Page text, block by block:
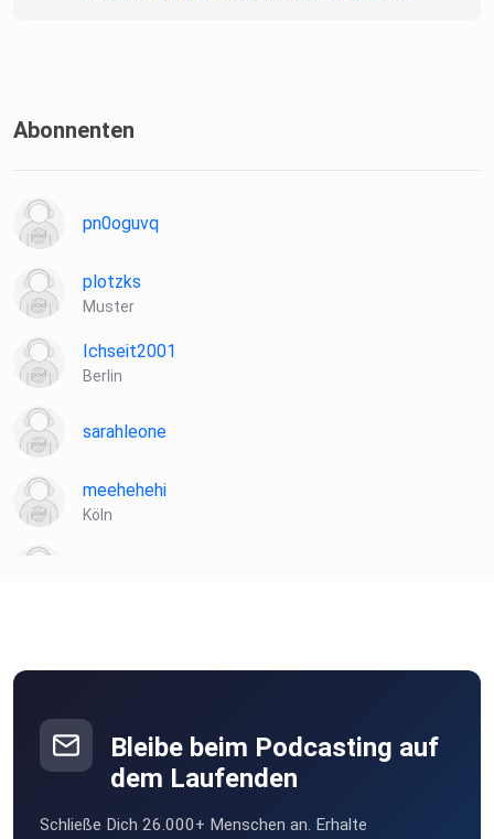
Abonnenten
pn0oguvq
plotzks
Muster
Ichseit2001
Berlin
sarahleone
meehehehi
Köln
Bleibe beim Podcasting auf
dem Laufenden
Schließe Dich 26.000+ Menschen an. Erhalte